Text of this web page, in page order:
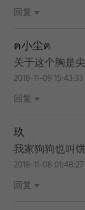
回复
ฅ小尘ฅ
关于这个胸是
2018-11-09 15:43:33
回复
玖
我家狗狗也叫
2018-11-08 01:48:27
回复